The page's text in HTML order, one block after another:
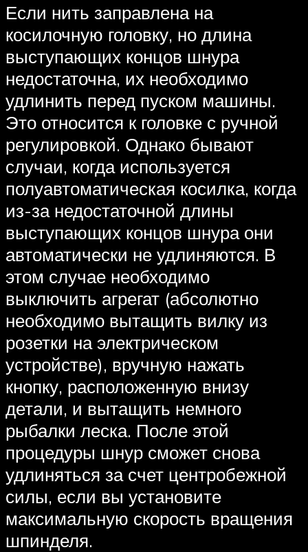
Если нить заправлена ​​на
косилочную головку, но длина
выступающих концов шнура
недостаточна, их необходимо
удлинить перед пуском машины.
Это относится к головке с ручной
регулировкой. Однако бывают
случаи, когда используется
полуавтоматическая косилка, когда
из-за недостаточной длины
выступающих концов шнура они
автоматически не удлиняются. В
этом случае необходимо
выключить агрегат (абсолютно
необходимо вытащить вилку из
розетки на электрическом
устройстве), вручную нажать
кнопку, расположенную внизу
детали, и вытащить немного
рыбалки леска. После этой
процедуры шнур сможет снова
удлиняться за счет центробежной
силы, если вы установите
максимальную скорость вращения
шпинделя.